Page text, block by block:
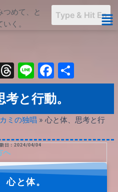
つめて、と
いく。
Threads
Line
有
と行動。
ミの独唱 » 心と体、思考と行
日：2024/04/04
へ
心と体。